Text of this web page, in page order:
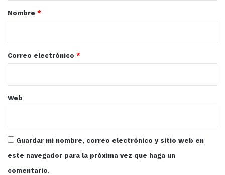
r
*
Nombre *
Correo electrónico *
Web
Guardar mi nombre, correo electrónico y sitio web en
este navegador para la próxima vez que haga un
comentario.